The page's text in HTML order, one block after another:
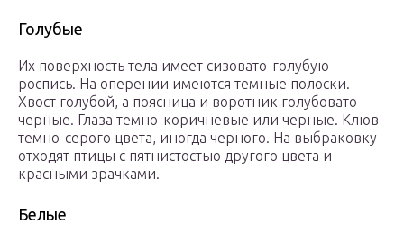
Голубые
Их поверхность тела имеет сизовато-голубую
роспись. На оперении имеются темные полоски.
Хвост голубой, а поясница и воротник голубовато-
черные. Глаза темно-коричневые или черные. Клюв
темно-серого цвета, иногда черного. На выбраковку
отходят птицы с пятнистостью другого цвета и
красными зрачками.
Белые